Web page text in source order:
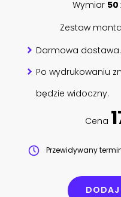
Wymiar 50
Zestaw
Darmowa dostawa.
Po wydrukowaniu
będzie widoczny.
Cena
Przewidywany
DODAJ